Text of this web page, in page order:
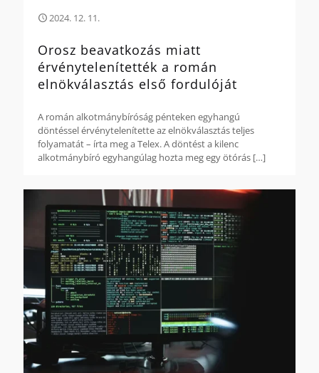
2024. 12. 11.
Orosz beavatkozás miatt
érvénytelenítették a román
elnökválasztás első fordulóját
A román alkotmánybíróság pénteken egyhangú
döntéssel érvénytelenítette az elnökválasztás teljes
folyamatát – írta meg a Telex. A döntést a kilenc
alkotmánybíró egyhangúlag hozta meg egy ötórás […]